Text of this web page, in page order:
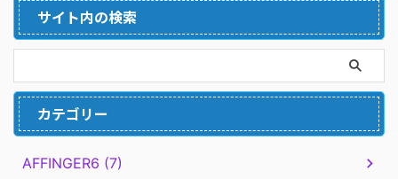
サイト内の検索
カテゴリー
AFFINGER6 (7)